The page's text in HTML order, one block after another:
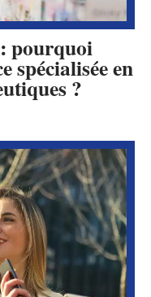
pourquoi
spécialisée en
?